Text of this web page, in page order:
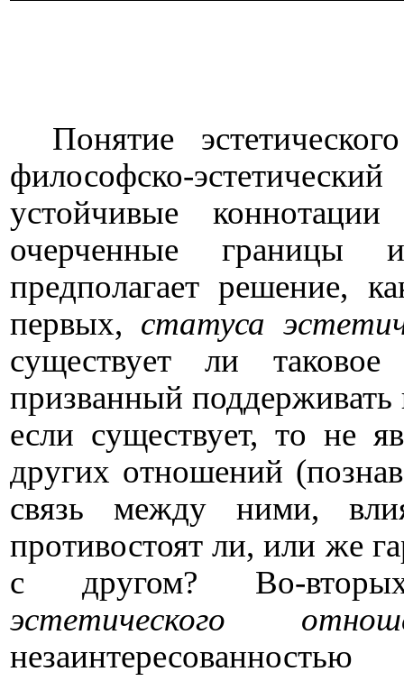
Понятие
философско-
устойчивые
очерченные границы
предполагает решение,
первых, статуса
существует ли
призванный
если существует, то не
других отношений
связь между ними,
противостоят ли, или же
с другом? Во-
эстетического